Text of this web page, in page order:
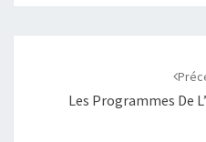
Les Programmes De